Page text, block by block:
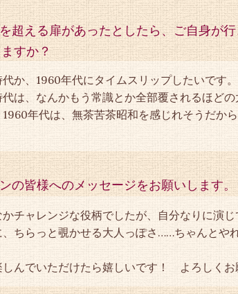
超える扉があったとしたら、ご自身が
すか？
か、1960年代にタイムスリップしたいです。
は、なんかもう常識とか全部覆されるほど
年代は、無茶苦茶昭和を感じれそうだか
の皆様へのメッセージをお願いします。
かチャレンジな役柄でしたが、自分なりに演
、ちらっと覗かせる大人っぽさ……ちゃんとや
しんでいただけたら嬉しいです！ よろしくお